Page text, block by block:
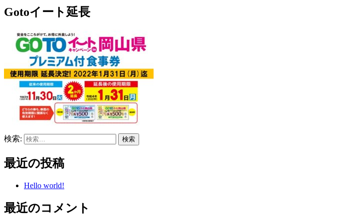
Gotoイート延長
検索:
最近の投稿
Hello world!
最近のコメント